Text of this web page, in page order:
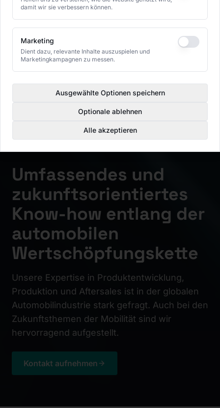
Umfassendes und
zukunftsorientiertes
Know-how entlang der
automobilen
Wertschöpfungskette
Unsere Expertise in Produktentwicklung,
Produktion und Aftersales ist in der globalen
Automobilindustrie stark gefragt. Auch bei den
Zukunftsthemen der Mobilität sind wir
hervorragend aufgestellt.
Kontakt aufnehmen
damit wir sie verbessern können.
Marketing
Dient dazu, relevante Inhalte auszuspielen und
Marketingkampagnen zu messen.
Ausgewählte Optionen speichern
Optionale ablehnen
Alle akzeptieren